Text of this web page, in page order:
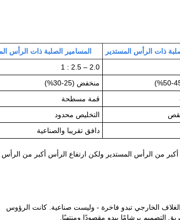
ذات الرأس المستدير
المسامير الصلبة ذات الرأس
2.0 – 2.5 : 1
منخفض (25-30%)
قمة مسطحة
التخليص محدود
دافق تقريبا والصناعية
من الرأس المستدير ولكن ارتفاع الرأس أكبر من الرأس
الخارجي تبدو فاخرة - وليست صناعية. كانت الرؤوس
التصميم برشامًا يبدو مقصودًا ومنتهيًا.